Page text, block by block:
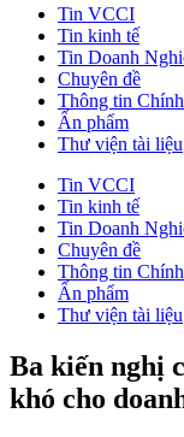
Tin VCCI
Tin kinh tế
Tin Doanh
Chuyên đề
Thông tin
Ấn phẩm
Thư viện tài liệu
Tin VCCI
Tin kinh tế
Tin Doanh
Chuyên đề
Thông tin
Ấn phẩm
Thư viện tài liệu
Ba kiến nghị
khó cho